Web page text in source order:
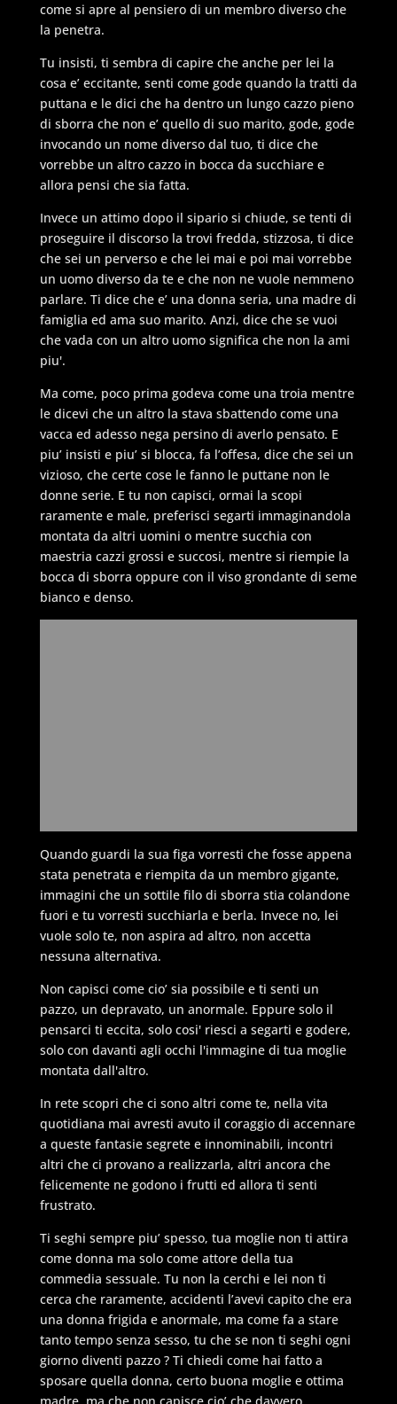
come si apre al pensiero di un membro diverso che
la penetra.
Tu insisti, ti sembra di capire che anche per lei la
cosa e’ eccitante, senti come gode quando la tratti da
puttana e le dici che ha dentro un lungo cazzo pieno
di sborra che non e’ quello di suo marito, gode, gode
invocando un nome diverso dal tuo, ti dice che
vorrebbe un altro cazzo in bocca da succhiare e
allora pensi che sia fatta.
Invece un attimo dopo il sipario si chiude, se tenti di
proseguire il discorso la trovi fredda, stizzosa, ti dice
che sei un perverso e che lei mai e poi mai vorrebbe
un uomo diverso da te e che non ne vuole nemmeno
parlare. Ti dice che e’ una donna seria, una madre di
famiglia ed ama suo marito. Anzi, dice che se vuoi
che vada con un altro uomo significa che non la ami
piu'.
Ma come, poco prima godeva come una troia mentre
le dicevi che un altro la stava sbattendo come una
vacca ed adesso nega persino di averlo pensato. E
piu’ insisti e piu’ si blocca, fa l’offesa, dice che sei un
vizioso, che certe cose le fanno le puttane non le
donne serie. E tu non capisci, ormai la scopi
raramente e male, preferisci segarti immaginandola
montata da altri uomini o mentre succhia con
maestria cazzi grossi e succosi, mentre si riempie la
bocca di sborra oppure con il viso grondante di seme
bianco e denso.
Quando guardi la sua figa vorresti che fosse appena
stata penetrata e riempita da un membro gigante,
immagini che un sottile filo di sborra stia colandone
fuori e tu vorresti succhiarla e berla. Invece no, lei
vuole solo te, non aspira ad altro, non accetta
nessuna alternativa.
Non capisci come cio’ sia possibile e ti senti un
pazzo, un depravato, un anormale. Eppure solo il
pensarci ti eccita, solo cosi' riesci a segarti e godere,
solo con davanti agli occhi l'immagine di tua moglie
montata dall'altro.
In rete scopri che ci sono altri come te, nella vita
quotidiana mai avresti avuto il coraggio di accennare
a queste fantasie segrete e innominabili, incontri
altri che ci provano a realizzarla, altri ancora che
felicemente ne godono i frutti ed allora ti senti
frustrato.
Ti seghi sempre piu’ spesso, tua moglie non ti attira
come donna ma solo come attore della tua
commedia sessuale. Tu non la cerchi e lei non ti
cerca che raramente, accidenti l’avevi capito che era
una donna frigida e anormale, ma come fa a stare
tanto tempo senza sesso, tu che se non ti seghi ogni
giorno diventi pazzo ? Ti chiedi come hai fatto a
sposare quella donna, certo buona moglie e ottima